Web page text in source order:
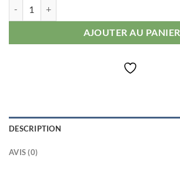
AJOUTER AU PANIER
DESCRIPTION
AVIS (0)